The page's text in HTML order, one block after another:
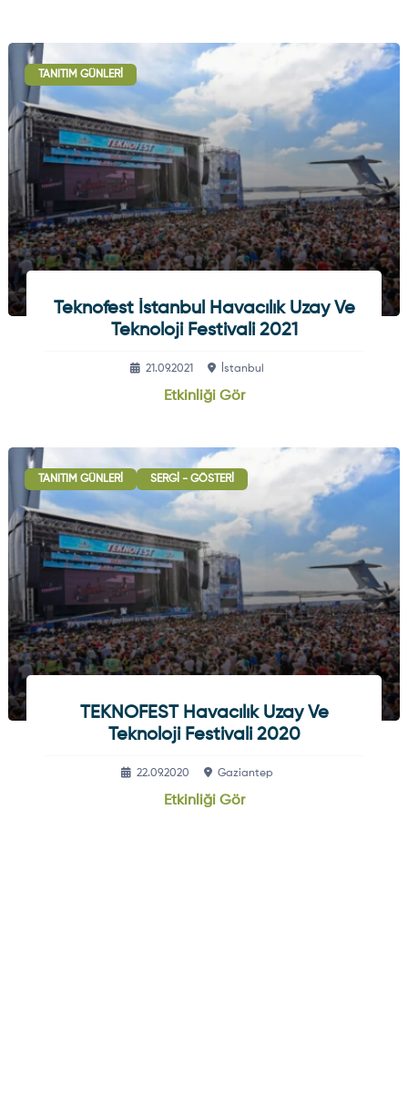
TANITIM GÜNLERI
Teknofest İstanbul Havacılık Uzay Ve
Teknoloji Festivali 2021
21.09.2021 İstanbul
Etkinliği Gör
TANITIM GÜNLERI SERGI - GÖSTERI
TEKNOFEST Havacılık Uzay Ve
Teknoloji Festivali 2020
22.09.2020 Gaziantep
Etkinliği Gör